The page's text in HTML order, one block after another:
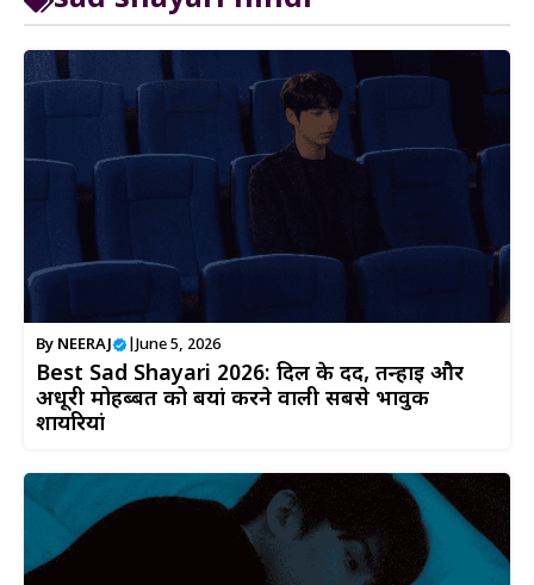
By NEERAJ June 5, 2026
Best Sad Shayari 2026: दिल के दर्द, तन्हाई और
अधूरी मोहब्बत को बयां करने वाली सबसे भावुक
शायरियां